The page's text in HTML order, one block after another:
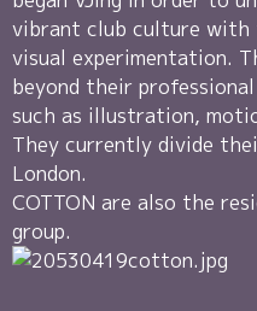
vibrant club culture with
visual experimentation.
beyond their
such as illustration,
They currently divide
London.
COTTON are also the
group.